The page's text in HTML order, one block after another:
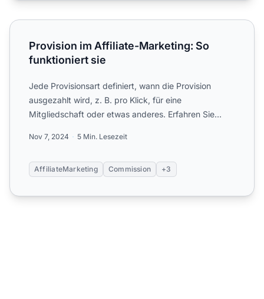
Provision im Affiliate-Marketing: So funktioniert sie
Provision im Affiliate-Marketing: So
funktioniert sie
Jede Provisionsart definiert, wann die Provision
ausgezahlt wird, z. B. pro Klick, für eine
Mitgliedschaft oder etwas anderes. Erfahren Sie
Nov 7, 2024 5 Min. Lesezeit
AffiliateMarketing Commission +3